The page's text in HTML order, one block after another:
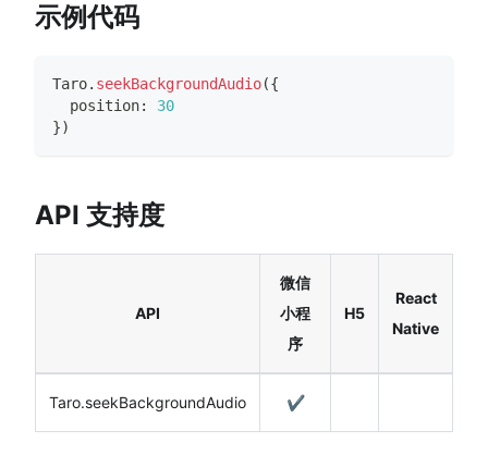
示例代码
Taro. seekBackgroundAudio({
  position
:
30
})
API 支持度
API
微信
小程
序
H5
React
Native
Taro.seekBackgroundAudio ✔️